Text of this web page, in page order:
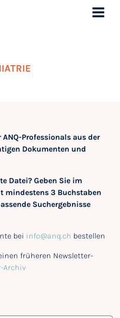
Professionals aus der
Dokumenten und
Datei? Geben Sie im
mindestens 3 Buchstaben
Suchergebnisse
bei info@anq.ch bestellen
früheren Newsletter-
Archiv